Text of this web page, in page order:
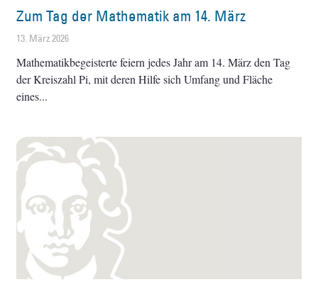
Zum Tag der Mathematik am 14. März
13. März 2026
Mathematikbegeisterte feiern jedes Jahr am 14. März den Tag
der Kreiszahl Pi, mit deren Hilfe sich Umfang und Fläche
eines